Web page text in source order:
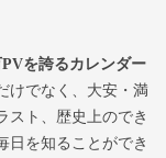
PVを誇るカレンダー
けでなく、大安・満
スト、歴史上のでき
日を知ることができ